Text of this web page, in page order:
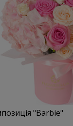
"Barbie"